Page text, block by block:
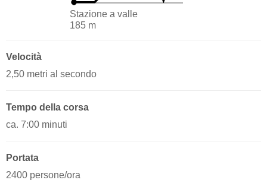
Stazione a valle
185 m
Velocità
2,50 metri al secondo
Tempo della corsa
ca. 7:00 minuti
Portata
2400 persone/ora